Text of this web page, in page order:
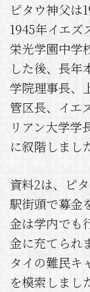
ピタウ神父は
1945年イエズ
栄光学園中学
した後、長年
学院理事長、
管区長、イエ
リアン大学学
に叙階しまし
資料2は、ピ
駅街頭で募金
金は学内でも
金に充てられ
タイの難民キ
を模索しまし